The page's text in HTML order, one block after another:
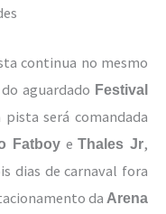
continua no mesmo
aguardado Festival
será comandada
FatboyeThales Jr,
dias de carnaval fora
da Arena